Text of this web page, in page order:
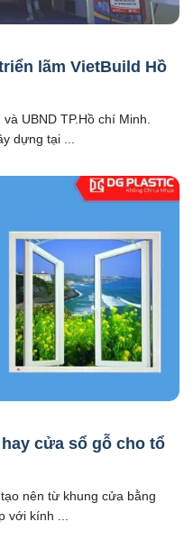
lãm VietBuild Hồ
UBND TP.Hồ chí Minh.
dựng tại ...
cửa sổ gỗ cho tổ
nên từ khung cửa bằng
với kính ...